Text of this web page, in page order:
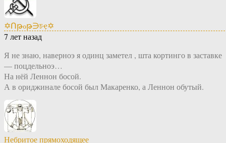
✡Ոթℴթ∋চҿ✡
7 лет назад
Я не знаю, наверноэ я одинц заметел , шта кортинго в заставке
— поцдельноэ…
На нёй Леннон босой.
А в ориджинале босой был Макаренко, а Леннон обутый.
Небритое прямоходящее